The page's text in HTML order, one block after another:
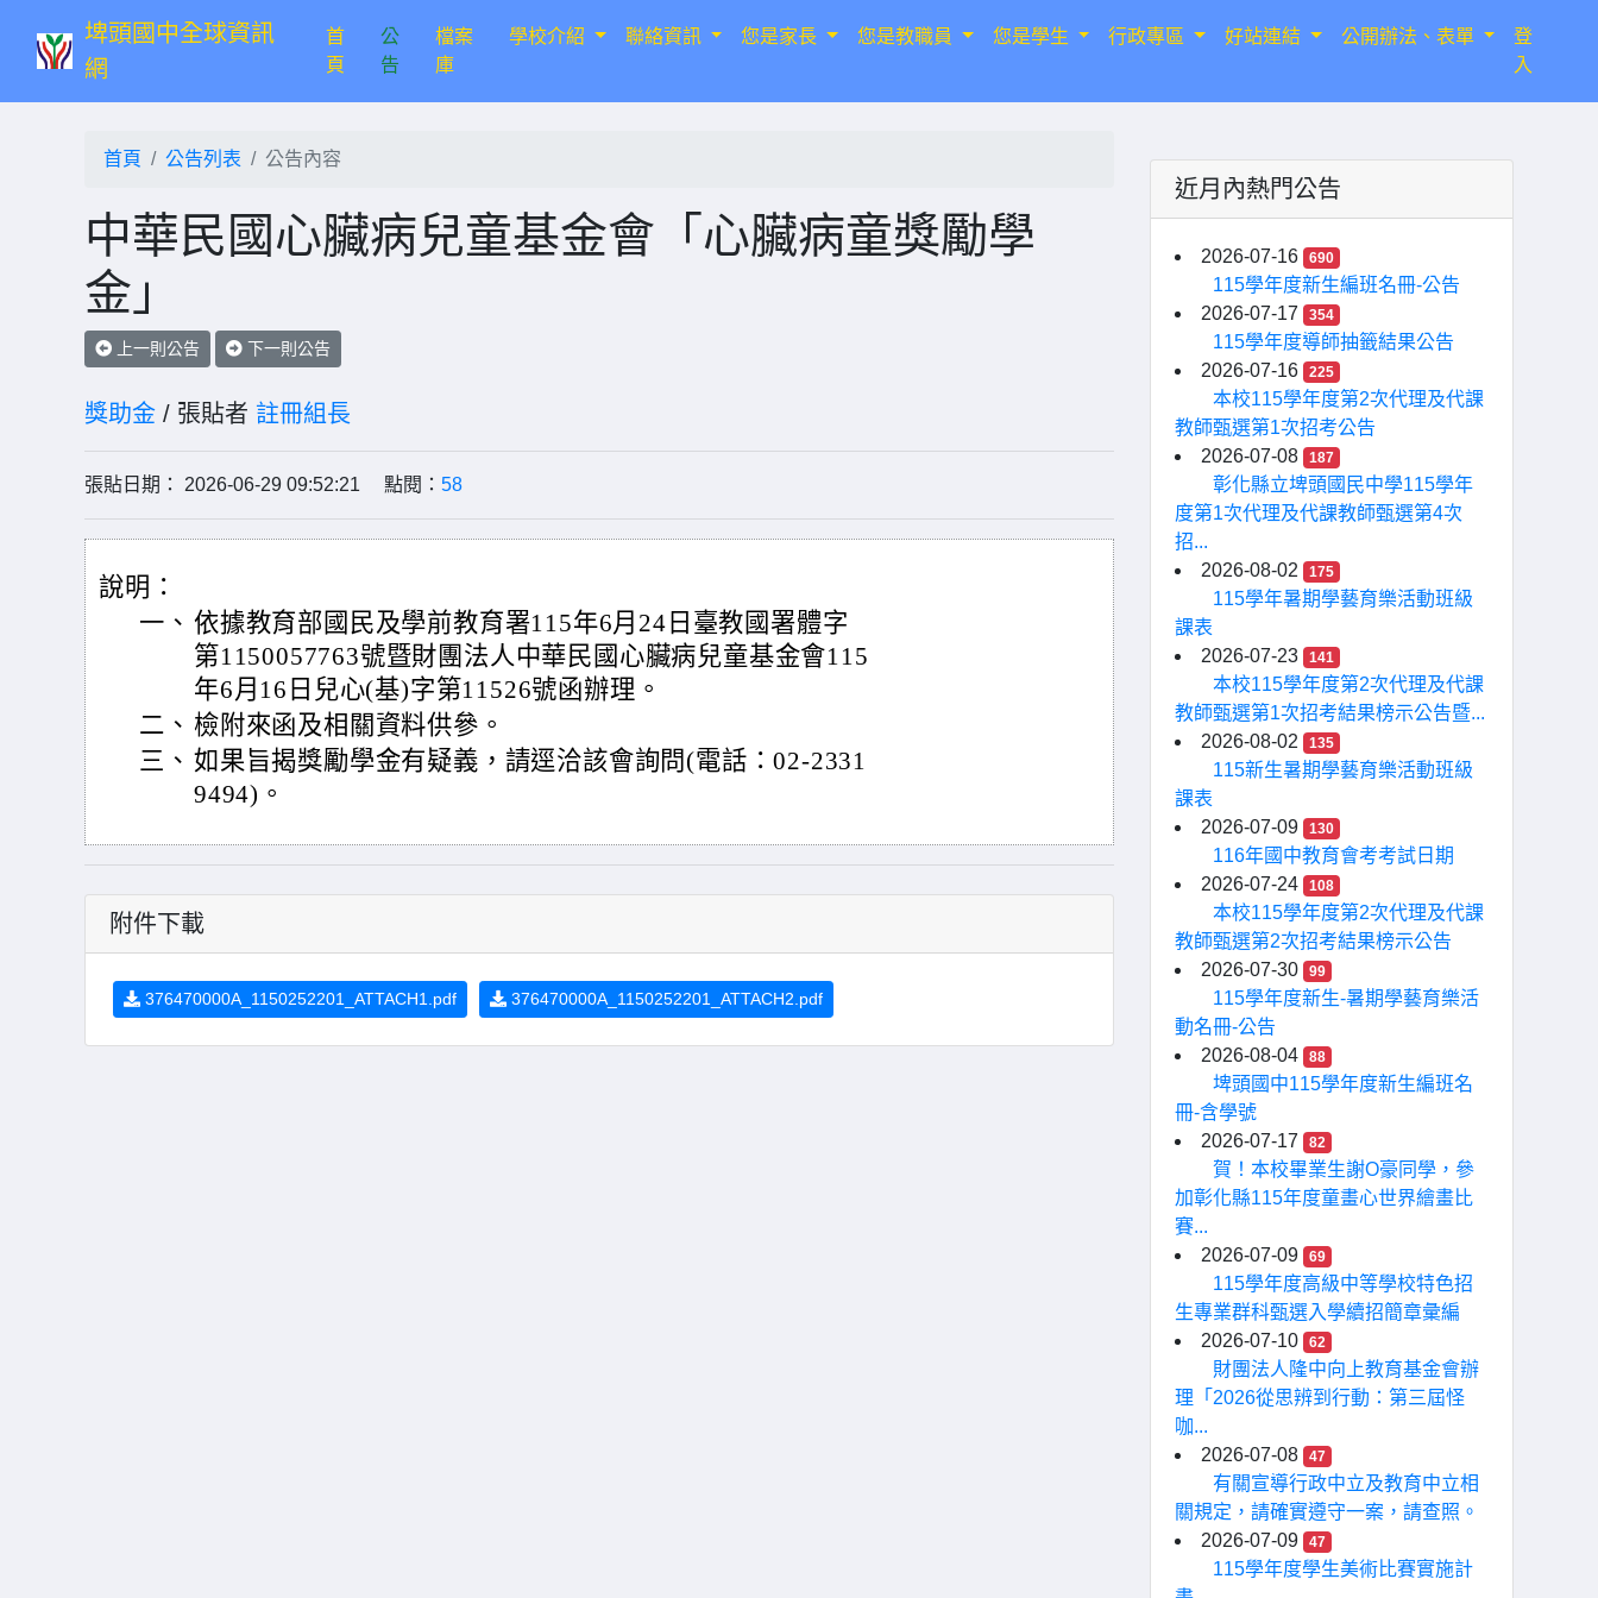
埤頭國中全球資訊
網
首
頁(current)
公
告
檔案
庫
學校介紹 聯絡資訊 您是家長 您是教職員 您是學生 行政專區 好站連結 公開辦法、表單
登
入
首頁 公告列表 公告內容
中華民國心臟病兒童基金會「心臟病童獎勵學
金」
上一則公告 下一則公告
獎助金 / 張貼者 註冊組長
張貼日期： 2026-06-29 09:52:21 點閱： 58
說明：
一、 依據教育部國民及學前教育署115年6月24日臺教國署體字
第1150057763號暨財團法人中華民國心臟病兒童基金會115
年6月16日兒心(基)字第11526號函辦理。
二、 檢附來函及相關資料供參。
三、 如果旨揭獎勵學金有疑義，請逕洽該會詢問(電話：02-2331
9494)。
附件下載
376470000A_1150252201_ATTACH1.pdf 376470000A_1150252201_ATTACH2.pdf
近月內熱門公告
2026-07-16 690
115學年度新生編班名冊-公告
2026-07-17
354
115學年度導師抽籤結果公告
2026-07-16
225
本校115學年度第2次代理及代課
教師甄選第1次招考公告
2026-07-08
187
彰化縣立埤頭國民中學115學年
度第1次代理及代課教師甄選第4次
招...
2026-08-02
175
115學年暑期學藝育樂活動班級
課表
2026-07-23
141
本校115學年度第2次代理及代課
教師甄選第1次招考結果榜示公告暨...
2026-08-02
135
115新生暑期學藝育樂活動班級
課表
2026-07-09
130
116年國中教育會考考試日期
2026-07-24
108
本校115學年度第2次代理及代課
教師甄選第2次招考結果榜示公告
2026-07-30
99
115學年度新生-暑期學藝育樂活
動名冊-公告
2026-08-04
88
埤頭國中115學年度新生編班名
冊-含學號
2026-07-17
82
賀！本校畢業生謝O豪同學，參
加彰化縣115年度童畫心世界繪畫比
賽...
2026-07-09
69
115學年度高級中等學校特色招
生專業群科甄選入學續招簡章彙編
2026-07-10
62
財團法人隆中向上教育基金會辦
理「2026從思辨到行動：第三屆怪
咖...
2026-07-08
47
有關宣導行政中立及教育中立相
關規定，請確實遵守一案，請查照。
2026-07-09
47
115學年度學生美術比賽實施計